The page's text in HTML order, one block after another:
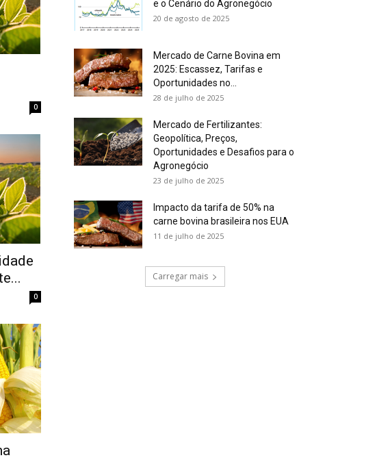
0
0
e o Cenário do Agronegócio
20 de agosto de 2025
Mercado de Carne Bovina em
2025: Escassez, Tarifas e
Oportunidades no...
28 de julho de 2025
Mercado de Fertilizantes:
Geopolítica, Preços,
Oportunidades e Desafios para o
Agronegócio
23 de julho de 2025
Impacto da tarifa de 50% na
carne bovina brasileira nos EUA
11 de julho de 2025
Carregar mais